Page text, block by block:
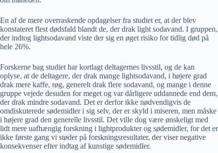
En af de mere overraskende opdagelser fra studiet er, at der blev
konstateret flest dødsfald blandt de, der drak light sodavand. I gruppen,
der indtog lightsodavand viste der sig en øget risiko for tidlig død på
hele 26%.
Forskerne bag studiet har kortlagt deltagernes livsstil, og de kan
oplyse, at de deltagere, der drak mange lightsodavand, i højere grad
drak mere kaffe, røg, generelt drak flere sodavand, og mange i denne
gruppe vejede desuden for meget og var dårligere uddannede end dem,
der drak mindre sodavand. Det er derfor ikke nødvendigvis de
omdiskuterede sødemidler i sig selv, der er skyld i miseren, men måske
i højere grad den generelle livsstil. Det ville dog være ønskeligt med
lidt mere uafhængig forskning i lightprodukter og sødemidler, for det er
ikke første gang vi støder på forskningsresultater, der viser negative
konsekvenser efter indtag af kunstige sødemidler.